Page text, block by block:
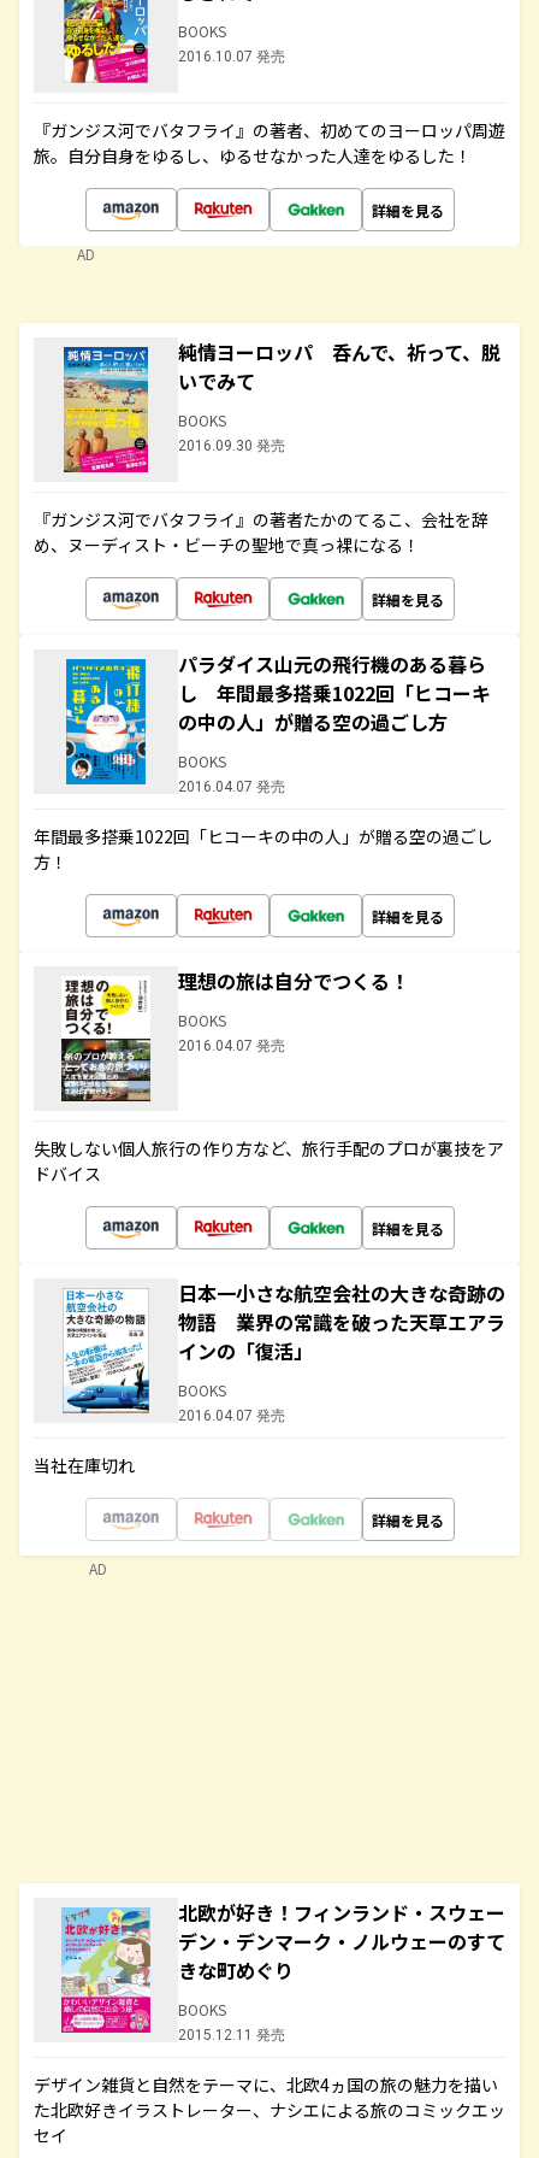
BOOKS
2016.10.07 発売
『ガンジス河でバタフライ』の著者、初めてのヨーロッパ周遊
旅。自分自身をゆるし、ゆるせなかった人達をゆるした！
詳細を見る
AD
純情ヨーロッパ 呑んで、祈って、脱
いでみて
BOOKS
2016.09.30 発売
『ガンジス河でバタフライ』の著者たかのてるこ、会社を辞
め、ヌーディスト・ビーチの聖地で真っ裸になる！
詳細を見る
パラダイス山元の飛行機のある暮ら
し 年間最多搭乗1022回「ヒコーキ
の中の人」が贈る空の過ごし方
BOOKS
2016.04.07 発売
年間最多搭乗1022回「ヒコーキの中の人」が贈る空の過ごし
方！
詳細を見る
理想の旅は自分でつくる！
BOOKS
2016.04.07 発売
失敗しない個人旅行の作り方など、旅行手配のプロが裏技をア
ドバイス
詳細を見る
日本一小さな航空会社の大きな奇跡の
物語 業界の常識を破った天草エアラ
インの「復活」
BOOKS
2016.04.07 発売
当社在庫切れ
詳細を見る
北欧が好き！フィンランド・スウェー
デン・デンマーク・ノルウェーのすて
きな町めぐり
BOOKS
2015.12.11 発売
デザイン雑貨と自然をテーマに、北欧4ヵ国の旅の魅力を描い
た北欧好きイラストレーター、ナシエによる旅のコミックエッ
セイ
AD